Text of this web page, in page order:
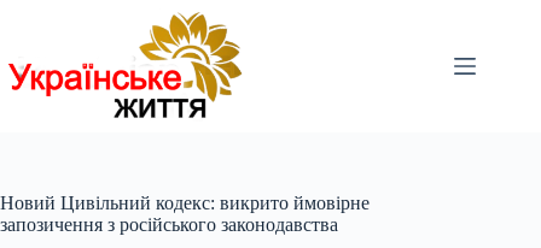
Новий Цивільний кодекс: викрито ймовірне
запозичення з російського законодавства